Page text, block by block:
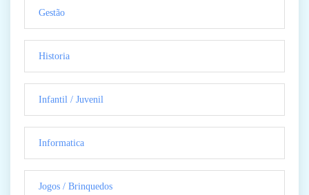
Gestão
Historia
Infantil / Juvenil
Informatica
Jogos / Brinquedos